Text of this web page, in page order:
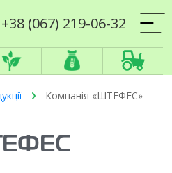
+38 (067) 219-06-32
Компанія «ШТЕФЕС»